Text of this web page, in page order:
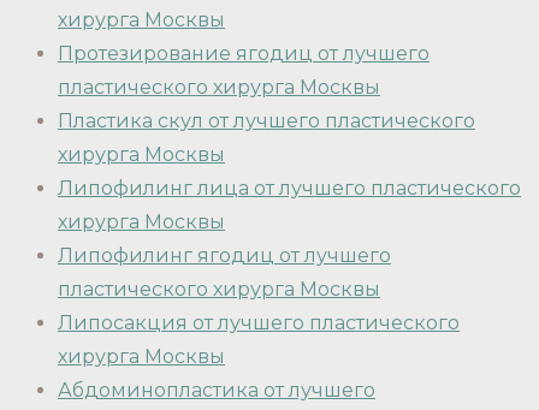
хирурга Москвы
Протезирование ягодиц от лучшего
пластического хирурга Москвы
Пластика скул от лучшего пластического
хирурга Москвы
Липофилинг лица от лучшего пластического
хирурга Москвы
Липофилинг ягодиц от лучшего
пластического хирурга Москвы
Липосакция от лучшего пластического
хирурга Москвы
Абдоминопластика от лучшего